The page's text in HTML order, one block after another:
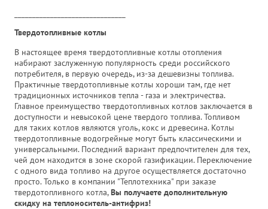
Твердотопливные котлы
В настоящее время твердотопливные котлы отопления
набирают заслуженную популярность среди российского
потребителя, в первую очередь, из-за дешевизны топлива.
Практичные твердотопливные котлы хороши там, где нет
традиционных источников тепла - газа и электричества.
Главное преимущество твердотопливных котлов заключается в
доступности и невысокой цене твердого топлива. Топливом
для таких котлов являются уголь, кокс и древесина. Котлы
твердотопливные водогрейные могут быть классическими и
универсальными. Последний вариант предпочтителен для тех,
чей дом находится в зоне скорой газификации. Переключение
с одного вида топливо на другое осуществляется достаточно
просто. Только в компании "Теплотехника" при заказе
твердотопливного котла,Вы получаете дополнительную
скидку на теплоноситель-антифриз!